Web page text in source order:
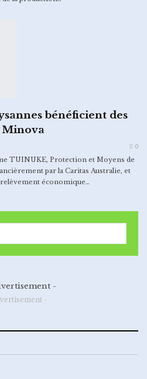
bénéficient des
Minova
0
TUINUKE, Protection et Moyens de
par la Caritas Australie, et
économique…
-